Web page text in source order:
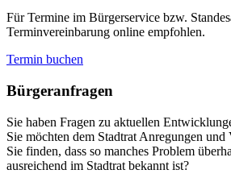
Für Termine im Bürgerservice bzw.
Terminvereinbarung online empfohlen.
Termin buchen
Bürger­anfragen
Sie haben Fragen zu aktuellen
Sie möchten dem Stadtrat Anregungen und
Sie finden, dass so manches Problem
ausreichend im Stadtrat bekannt ist?